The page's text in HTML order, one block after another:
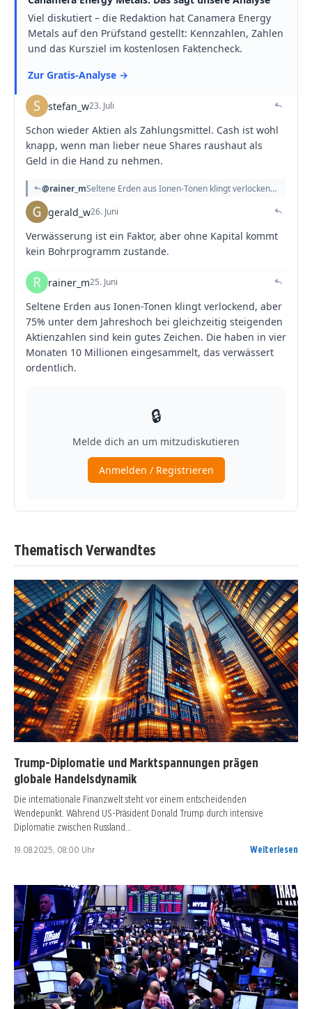
Thematisch Verwandtes
Trump-Diplomatie und Marktspannungen prägen
globale Handelsdynamik
Die internationale Finanzwelt steht vor einem entscheidenden
Wendepunkt. Während US-Präsident Donald Trump durch intensive
Diplomatie zwischen Russland…
19.08.2025, 08:00 Uhr Weiterlesen